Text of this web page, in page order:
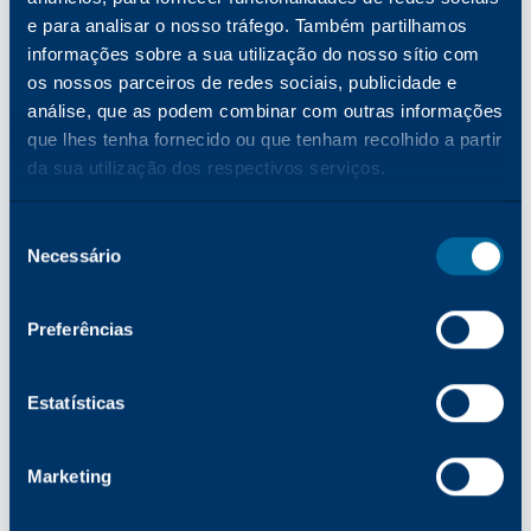
e para analisar o nosso tráfego. Também partilhamos
informações sobre a sua utilização do nosso sítio com
os nossos parceiros de redes sociais, publicidade e
análise, que as podem combinar com outras informações
que lhes tenha fornecido ou que tenham recolhido a partir
da sua utilização dos respectivos serviços.
Necessário
Preferências
Estatísticas
Marketing
EMPRESA
Katun entra em campo: construindo
relações mais fortes com revendedores por
meio do marketing esportivo
Ler mais
para 2026
PRODUTOS
O que acontecerá com os dispositivos de